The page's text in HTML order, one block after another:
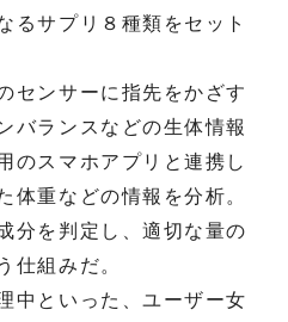
るサプリ８種類をセット
センサーに指先をかざす
バランスなどの生体情報
のスマホアプリと連携し
体重などの情報を分析。
分を判定し、適切な量の
仕組みだ。
中といった、ユーザー女